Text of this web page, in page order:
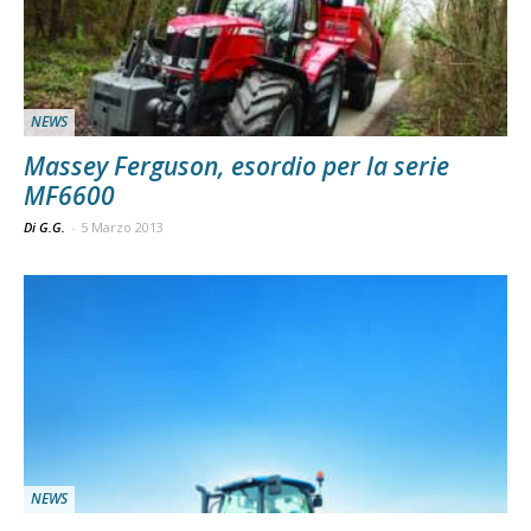
NEWS
Massey Ferguson, esordio per la serie
MF6600
Di G.G. - 5 Marzo 2013
NEWS